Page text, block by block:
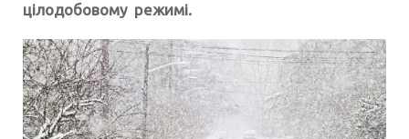
цілодобовому режимі.